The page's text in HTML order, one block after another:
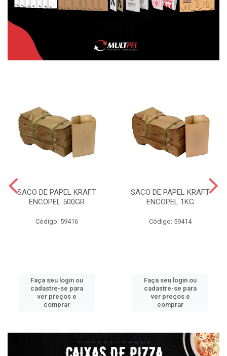
SACO DE PAPEL KRAFT
ENCOPEL 500GR
Código: 59416
Faça seu login ou
cadastre-se para
ver preços e
comprar
SACO DE PAPEL KRAFT
ENCOPEL 1KG
Código: 59414
Faça seu login ou
cadastre-se para
ver preços e
comprar